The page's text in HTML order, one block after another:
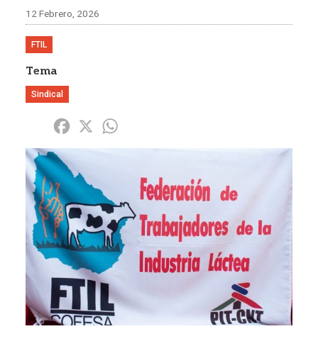
12 Febrero, 2026
FTIL
Tema
Sindical
Share Facebook
X
Imagen